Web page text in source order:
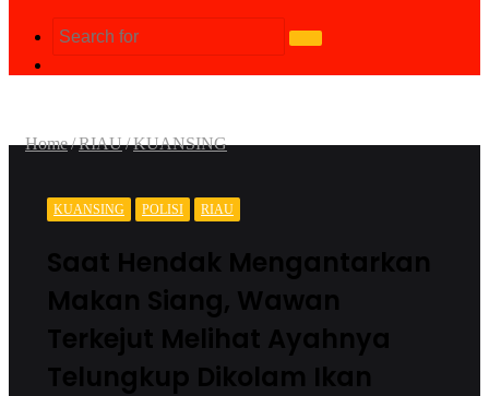
Search
for
Home/RIAU/KUANSING
KUANSING POLISI RIAU
Saat Hendak Mengantarkan
Makan Siang, Wawan
Terkejut Melihat Ayahnya
Telungkup Dikolam Ikan